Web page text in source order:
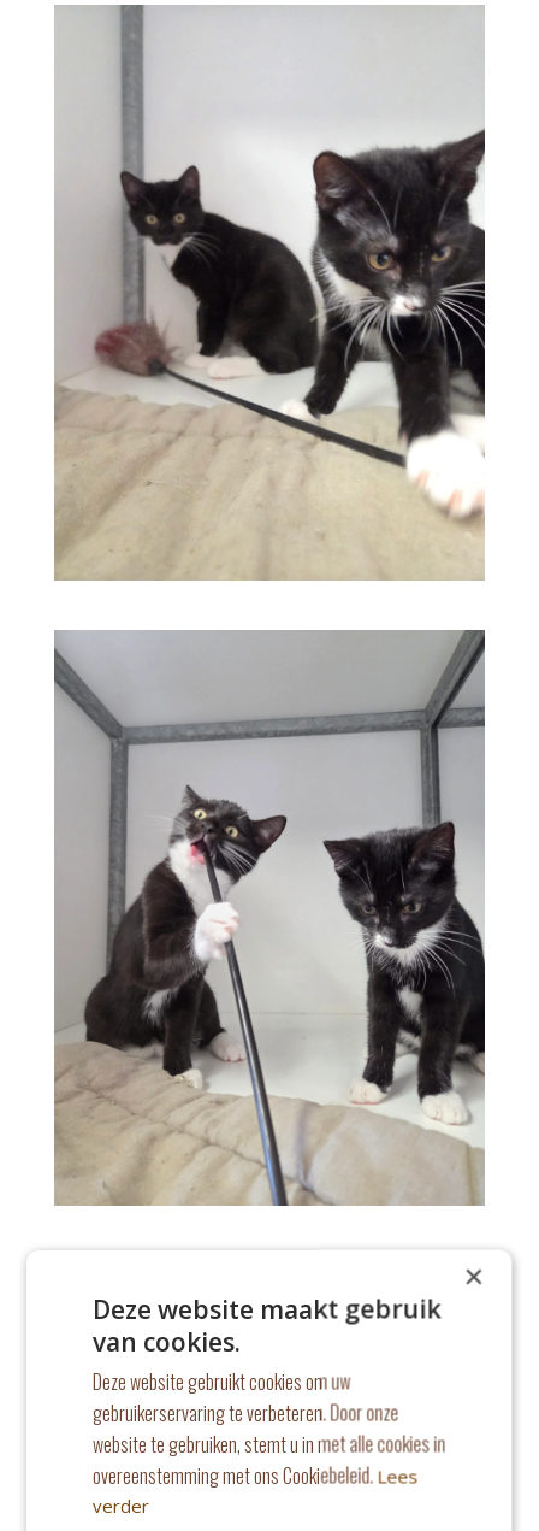
×
Deze website maakt gebruik
van cookies.
Deze website gebruikt cookies om uw
gebruikerservaring te verbeteren. Door onze
website te gebruiken, stemt u in met alle cookies in
overeenstemming met ons Cookiebeleid. Lees
verder